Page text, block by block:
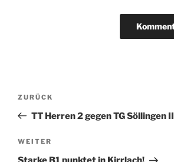
e
r
a
t
Beitragsnavigation
Vorheriger
Beitrag
ZURÜCK
TT Herren 2 gegen TG Söllingen II
Nächster
Beitrag
WEITER